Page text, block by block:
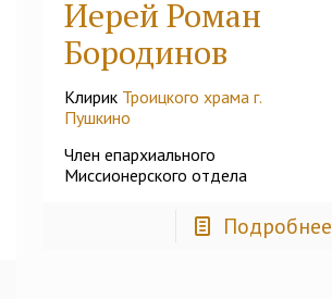
Иерей Роман
Бородинов
Клирик Троицкого храма г.
Пушкино
Член епархиального
Миссионерского отдела
Подробнее